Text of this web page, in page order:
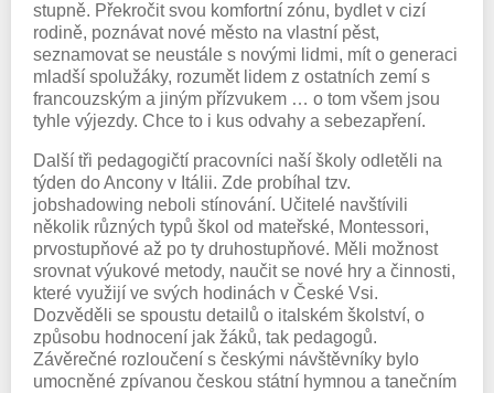
stupně. Překročit svou komfortní zónu, bydlet v cizí
rodině, poznávat nové město na vlastní pěst,
seznamovat se neustále s novými lidmi, mít o generaci
mladší spolužáky, rozumět lidem z ostatních zemí s
francouzským a jiným přízvukem … o tom všem jsou
tyhle výjezdy. Chce to i kus odvahy a sebezapření.
Další tři pedagogičtí pracovníci naší školy odletěli na
týden do Ancony v Itálii. Zde probíhal tzv.
jobshadowing neboli stínování. Učitelé navštívili
několik různých typů škol od mateřské, Montessori,
prvostupňové až po ty druhostupňové. Měli možnost
srovnat výukové metody, naučit se nové hry a činnosti,
které využijí ve svých hodinách v České Vsi.
Dozvěděli se spoustu detailů o italském školství, o
způsobu hodnocení jak žáků, tak pedagogů.
Závěrečné rozloučení s českými návštěvníky bylo
umocněné zpívanou českou státní hymnou a tanečním